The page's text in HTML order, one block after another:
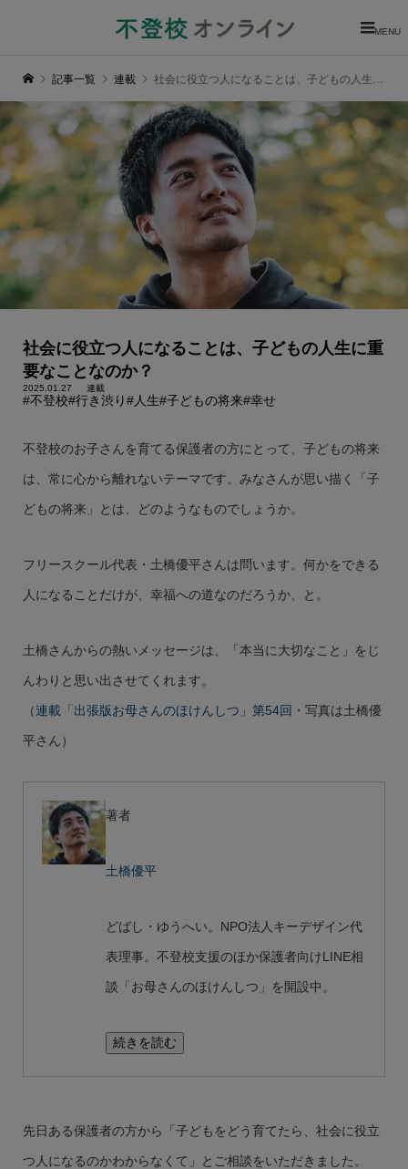
MENU
記事一覧 連載 社会に役立つ人になることは、子どもの人生に重要なことなのか？
社会に役立つ人になることは、子どもの人生に重
要なことなのか？
2025.01.27 連載
#不登校#行き渋り#人生#子どもの将来#幸せ
不登校のお子さんを育てる保護者の方にとって、子どもの将来
は、常に心から離れないテーマです。みなさんが思い描く「子
どもの将来」とは、どのようなものでしょうか。
フリースクール代表・土橋優平さんは問います。何かをできる
人になることだけが、幸福への道なのだろうか、と。
土橋さんからの熱いメッセージは、「本当に大切なこと」をじ
んわりと思い出させてくれます。
（連載「出張版お母さんのほけんしつ」第54回 ・写真は土橋優
平さん）
著者
土橋優平
どばし・ゆうへい。NPO法人キーデザイン代
表理事。不登校支援のほか保護者向けLINE相
談「お母さんのほけんしつ」を開設中。
続きを読む
先日ある保護者の方から「子どもをどう育てたら、社会に役立
つ人になるのかわからなくて」とご相談をいただきました。